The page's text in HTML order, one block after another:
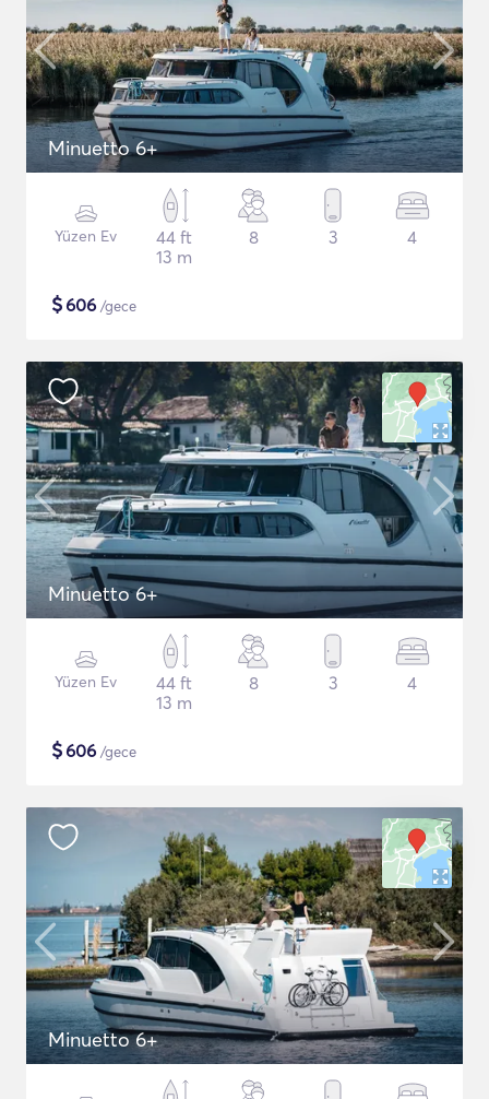
Minuetto 6+
Yüzen Ev
44 ft
13 m
8 3 4
$606 /gece
Minuetto 6+
Yüzen Ev
44 ft
13 m
8 3 4
$606 /gece
Minuetto 6+